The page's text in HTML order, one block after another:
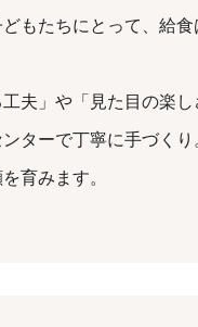
もたちにとって、給
夫」や「見た目の楽
ターで丁寧に手づく
育みます。